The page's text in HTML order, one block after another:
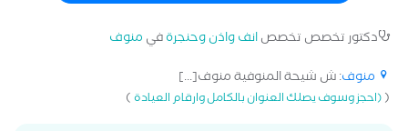
دكتور تخصص تخصصانف واذن وحنجرةفي منوف
منوف: ش شيحة المنوفية منوف[...]
((احجز وسوف يصلك العنوان بالكامل وارقام العيادة)